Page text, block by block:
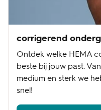
corrigerend
Ontdek welke HEMA
beste bij jouw past.
medium en sterk we
snel!